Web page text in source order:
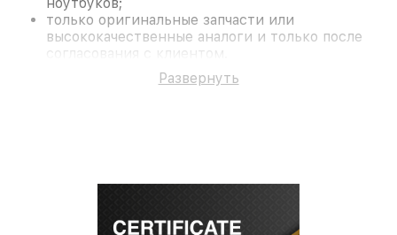
только оригинальные запчасти или
высококачественные аналоги и только после
согласования с клиентом.
На все работы и замененные комплектующие
предоставляется длительная гарантия. В случае
современное оборудование и
Развернуть